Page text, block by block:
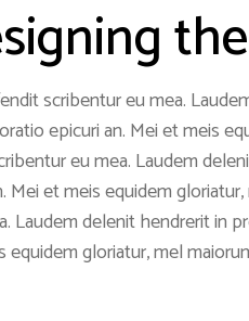
scribentur eu mea.
epicuri an. Mei et meis
eu mea. Laudem
et meis equidem
delenit hendrerit in
gloriatur, mel